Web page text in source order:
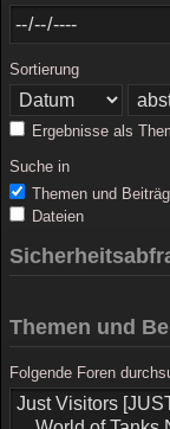
Sortierung
Ergebnisse als
Suche in
Themen und
Dateien
Themen und
Folgende Foren